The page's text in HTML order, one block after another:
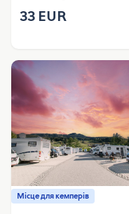
33 EUR
Місце для кемперів